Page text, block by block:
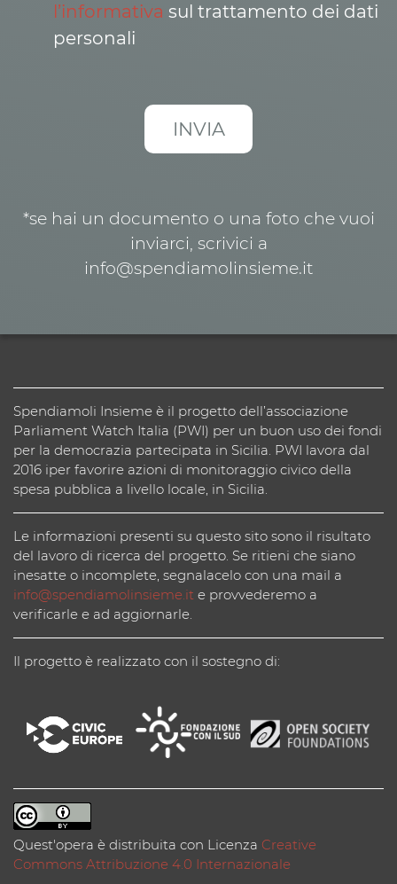
l’informativa sul trattamento dei dati
personali
*se hai un documento o una foto che vuoi
inviarci, scrivici a
info@spendiamolinsieme.it
Spendiamoli Insieme è il progetto dell’associazione
Parliament Watch Italia (PWI) per un buon uso dei fondi
per la democrazia partecipata in Sicilia. PWI lavora dal
2016 iper favorire azioni di monitoraggio civico della
spesa pubblica a livello locale, in Sicilia.
Le informazioni presenti su questo sito sono il risultato
del lavoro di ricerca del progetto. Se ritieni che siano
inesatte o incomplete, segnalacelo con una mail a
info@spendiamolinsieme.it e provvederemo a
verificarle e ad aggiornarle.
Il progetto è realizzato con il sostegno di:
Quest'opera è distribuita con Licenza Creative
Commons Attribuzione 4.0 Internazionale